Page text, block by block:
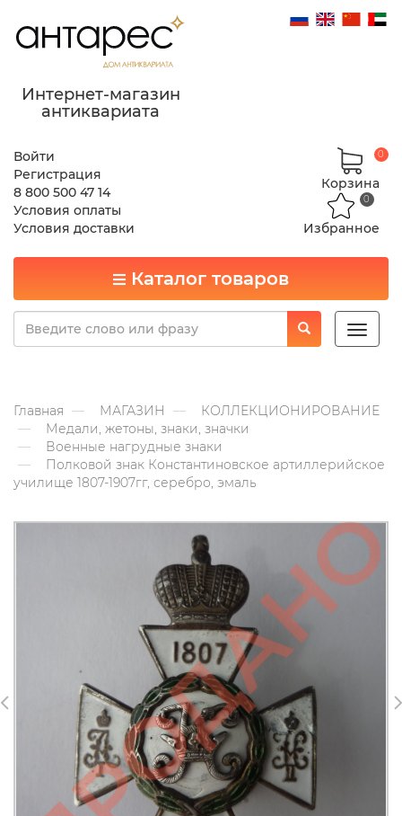
Интернет-магазин
антиквариата
Войти
Регистрация
8 800 500 47 14
Условия оплаты
Условия доставки
Корзина
0
Избранное
0
Каталог товаров
Toggle
Главная МАГАЗИН
КОЛЛЕКЦИОНИРОВАНИЕ
Медали, жетоны, знаки, значки
Военные нагрудные знаки
Полковой знак Константиновское артиллерийское
училище 1807-1907гг, серебро, эмаль